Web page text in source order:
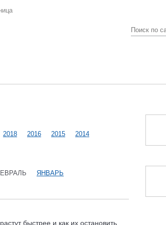
2018 2016 2015 2014
ЯНВАРЬ
быстрее и как их остановить